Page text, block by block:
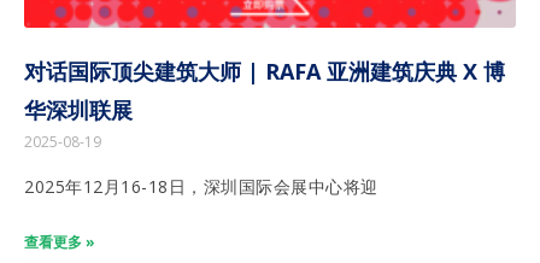
对话国际顶尖建筑大师 | RAFA 亚洲建筑庆典 X 博
华深圳联展
2025-08-19
2025年12月16-18日，深圳国际会展中心将迎
查看更多 »